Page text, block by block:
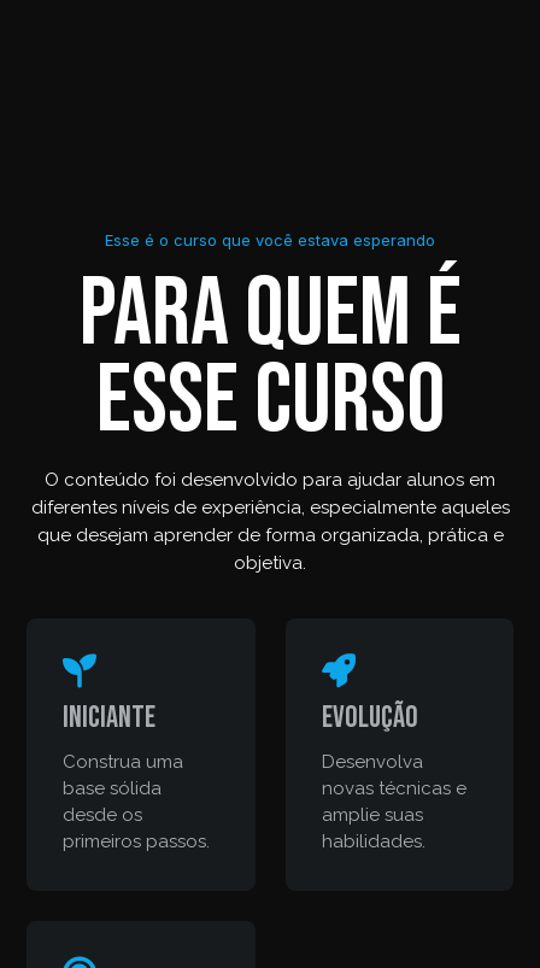
Esse é o curso que você estava esperando
Para quem é
esse curso
O conteúdo foi desenvolvido para ajudar alunos em
diferentes níveis de experiência, especialmente aqueles
que desejam aprender de forma organizada, prática e
objetiva.
Iniciante
Construa uma
base sólida
desde os
primeiros passos.
Evolução
Desenvolva
novas técnicas e
amplie suas
habilidades.